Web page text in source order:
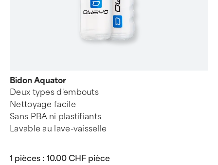
Bidon Aquator
Deux types d'embouts
Nettoyage facile
Sans PBA ni plastifiants
Lavable au lave-vaisselle
1 pièces : 10.00 CHF pièce